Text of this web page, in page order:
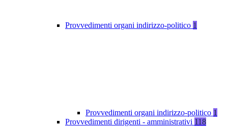
Provvedimenti organi indirizzo-politico 1
Provvedimenti organi indirizzo-politico 1
Provvedimenti dirigenti - amministrativi 118